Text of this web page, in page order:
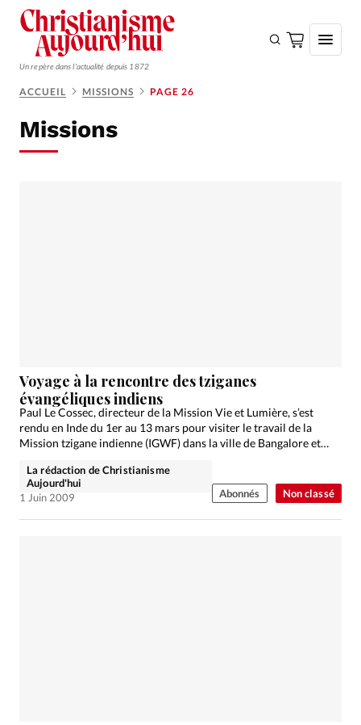
Un repère dans l'actualité depuis 1872
Monde
Devise:CHF
RUBRIQUES
Tous les articles
Actualité chrétienne
Actualité internationale
Dossier
Génération réveil
Monde
ACCUEIL MISSIONS PAGE 26
Missions
Non classé
Voyage à la rencontre des tziganes
évangéliques indiens
Paul Le Cossec, directeur de la Mission Vie et Lumière, s’est
rendu en Inde du 1er au 13 mars pour visiter le travail de la
Mission tzigane indienne (IGWF) dans la ville de Bangalore et…
La rédaction de Christianisme
Aujourd'hui
1 Juin 2009
Abonnés